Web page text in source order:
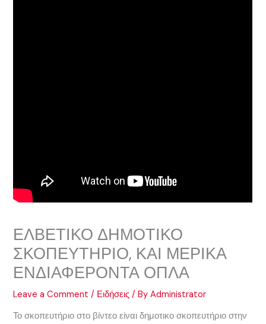
ΕΛΒΕΤΙΚΟ ΔΗΜΟΤΙΚΟ
ΣΚΟΠΕΥΤΗΡΙΟ, ΚΑΙ ΜΕΡΙΚΑ
ΕΝΔΙΑΦΕΡΟΝΤΑ ΟΠΛΑ
Leave a Comment / Ειδήσεις / ByAdministrator
Το σκοπευτήριο στο βίντεο είναι δημοτικο σκοπευτήριο στην